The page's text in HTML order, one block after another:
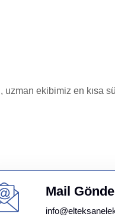
ekibimiz en kısa
Mail